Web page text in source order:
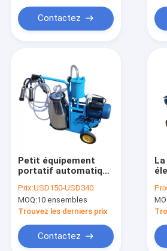
Contactez
Petit équipement
portatif automatique
laitière de trayeuse
de la chèvre 25L
Prix:USD150-USD340
MOQ:10 ensembles
Trouvez les derniers prix
Contactez